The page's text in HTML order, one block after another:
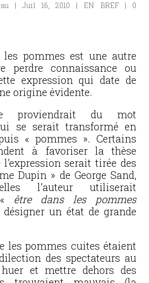
| Juil 16, 2010 | EN BREF | 0
les pommes est une autre
perdre connaissance ou
expression qui date de
origine évidente.
proviendrait du mot
se serait transformé en
« pommes ». Certains
à favoriser la thèse
serait tirée des
Dupin » de George Sand,
l’auteur utiliserait
être dans les pommes
désigner un état de grande
les pommes cuites étaient
des spectateurs au
et mettre dehors des